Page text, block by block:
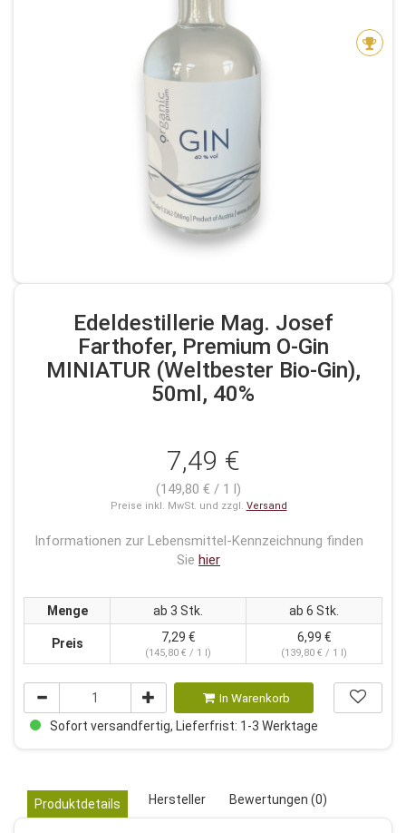
Edeldestillerie Mag. Josef
Farthofer, Premium O-Gin
MINIATUR (Weltbester Bio-Gin),
50ml, 40%
7,49 €
(149,80 € / 1 l)
Preise inkl. MwSt. und zzgl. Versand
Informationen zur Lebensmittel-Kennzeichnung finden
Sie hier
Menge ab 3 Stk. ab 6 Stk.
Preis 7,29 €
(145,80 € / 1 l)
6,99 €
(139,80 € / 1 l)
In Warenkorb
Sofort versandfertig, Lieferfrist: 1-3 Werktage
Produktdetails Hersteller Bewertungen (0)